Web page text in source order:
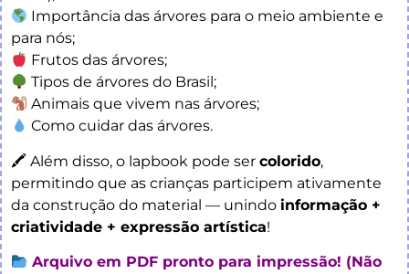
Importância das árvores para o meio ambiente e
para nós;
Frutos das árvores;
Tipos de árvores do Brasil;
Animais que vivem nas árvores;
Como cuidar das árvores.
🖍 Além disso, o lapbook pode ser colorido,
permitindo que as crianças participem ativamente
da construção do material — unindo informação +
criatividade + expressão artística!
Arquivo em PDF pronto para impressão! (Não